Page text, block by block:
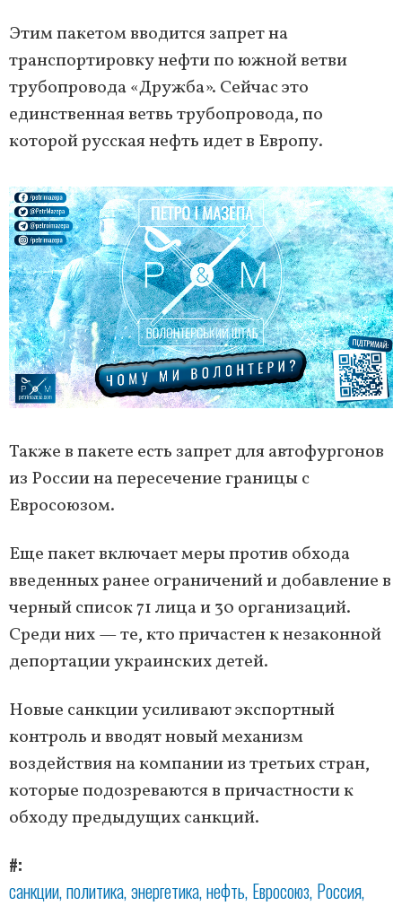
Этим пакетом вводится запрет на
транспортировку нефти по южной ветви
трубопровода «Дружба». Сейчас это
единственная ветвь трубопровода, по
которой русская нефть идет в Европу.
Также в пакете есть запрет для автофургонов
из России на пересечение границы с
Евросоюзом.
Еще пакет включает меры против обхода
введенных ранее ограничений и добавление в
черный список 71 лица и 30 организаций.
Среди них — те, кто причастен к незаконной
депортации украинских детей.
Новые санкции усиливают экспортный
контроль и вводят новый механизм
воздействия на компании из третьих стран,
которые подозреваются в причастности к
обходу предыдущих санкций.
#
санкции политика энергетика нефть Евросоюз Россия